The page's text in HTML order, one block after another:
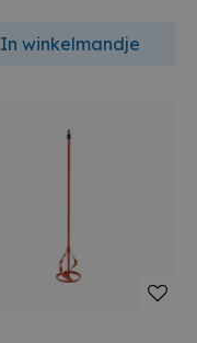
In winkelmandje